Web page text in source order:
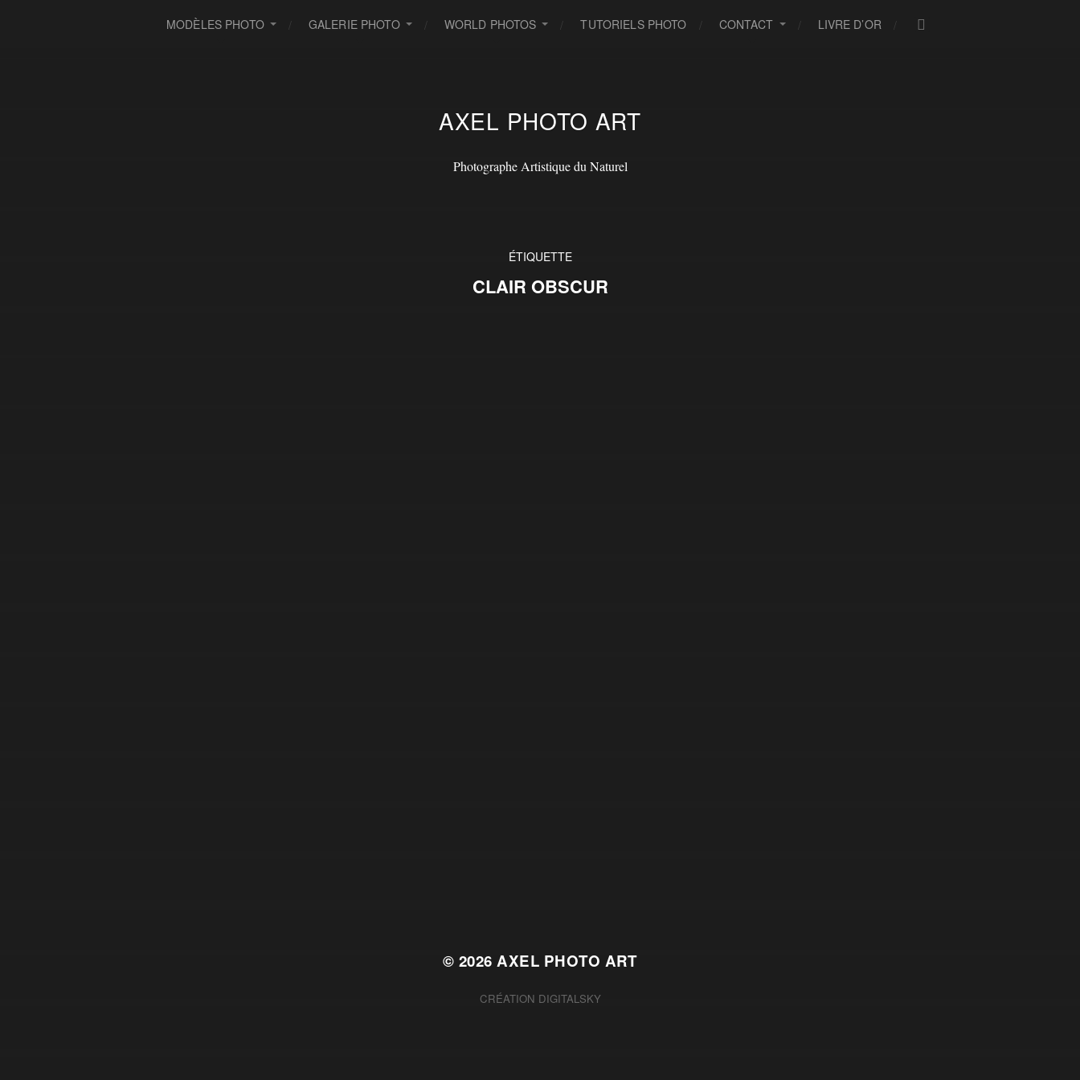
MODÈLES PHOTO GALERIE PHOTO WORLD PHOTOS TUTORIELS PHOTO CONTACT LIVRE D’OR
AXEL PHOTO ART
Photographe Artistique du Naturel
ÉTIQUETTE
CLAIR OBSCUR
© 2026AXEL PHOTO ART
CRÉATION DIGITALSKY